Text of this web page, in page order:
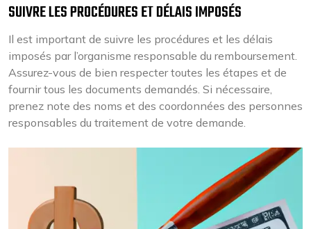
SUIVRE LES PROCÉDURES ET DÉLAIS IMPOSÉS
Il est important de suivre les procédures et les délais
imposés par l’organisme responsable du remboursement.
Assurez-vous de bien respecter toutes les étapes et de
fournir tous les documents demandés. Si nécessaire,
prenez note des noms et des coordonnées des personnes
responsables du traitement de votre demande.